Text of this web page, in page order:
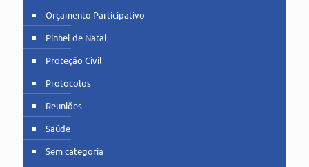
Orçamento Participativo
Pinhel de Natal
Proteção Civil
Protocolos
Reuniões
Saúde
Sem categoria